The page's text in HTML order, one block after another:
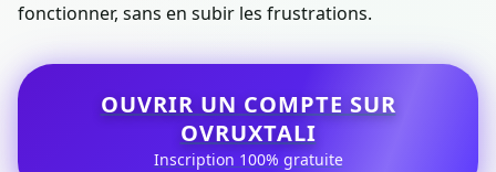
fonctionner, sans en subir les frustrations.
OUVRIR UN COMPTE SUR
OVRUXTALI
Inscription 100% gratuite